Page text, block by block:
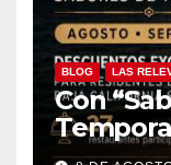
BLOG LAS
Con